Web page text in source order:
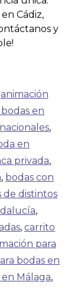
Cádiz,
y
animación
en
,
en
privada,
, bodas con
de distintos
,
, carrito
para
bodas en
Málaga,